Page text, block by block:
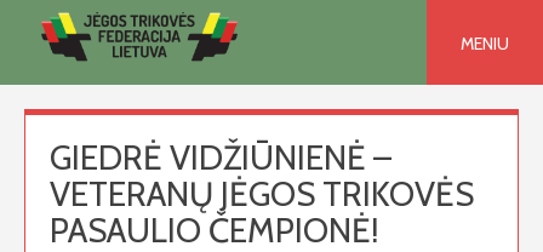
MENIU
GIEDRĖ VIDŽIŪNIENĖ –
VETERANŲ JĖGOS TRIKOVĖS
PASAULIO ČEMPIONĖ!